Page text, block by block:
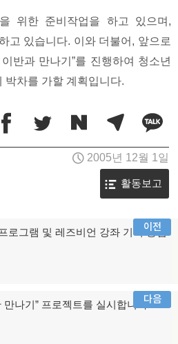
위한 준비작업을 하고 있으며,
고 있습니다. 이와 더불어, 앞으로
반과 만나기”를 진행하여 청소년
박차를 가할 계획입니다.
2005년 12월 1일
활동보고
이전
로그램 및 레즈비언 강좌 기획 중입
다음
만나기” 프로젝트를 실시합니다.